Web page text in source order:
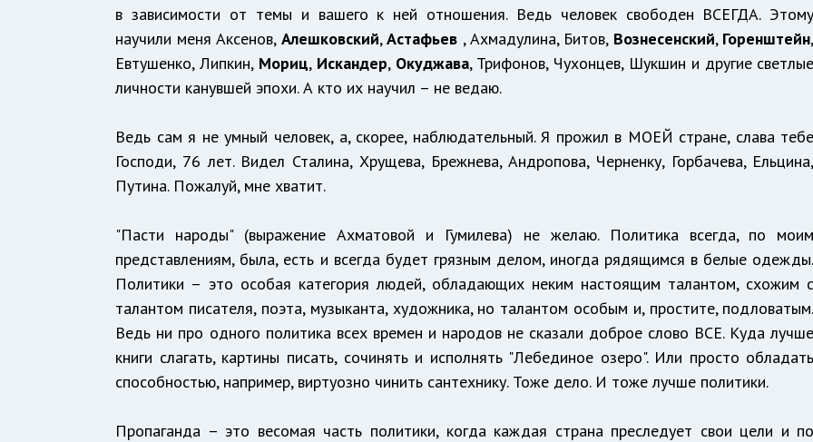
в зависимости от темы и вашего к ней отношения. Ведь человек свободен ВСЕГДА.
научили меня Аксенов, Алешковский,Астафьев , Ахмадулина, Битов, Вознесенский, Горенштейн
Евтушенко, Липкин, Мориц, Искандер, Окуджава, Трифонов, Чухонцев, Шукшин и другие
личности канувшей эпохи. А кто их научил – не ведаю.
Ведь сам я не умный человек, а, скорее, наблюдательный. Я прожил в МОЕЙ стране, слава
Господи, 76 лет. Видел Сталина, Хрущева, Брежнева, Андропова, Черненку, Горбачева,
Путина. Пожалуй, мне хватит.
"Пасти народы" (выражение Ахматовой и Гумилева) не желаю. Политика всегда, по
представлениям, была, есть и всегда будет грязным делом, иногда рядящимся в белые
Политики – это особая категория людей, обладающих неким настоящим талантом, схожим
талантом писателя, поэта, музыканта, художника, но талантом особым и, простите,
Ведь ни про одного политика всех времен и народов не сказали доброе слово ВСЕ. Куда
книги слагать, картины писать, сочинять и исполнять "Лебединое озеро". Или просто
способностью, например, виртуозно чинить сантехнику. Тоже дело. И тоже лучше политики.
Пропаганда – это весомая часть политики, когда каждая страна преследует свои цели и